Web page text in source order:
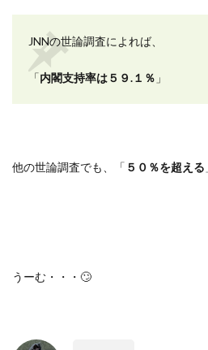
JNNの世論調査によれば、
「内閣支持率は５９.１％ 」
他の世論調査でも、「 ５０％を超える
うーむ・・・ 🙄